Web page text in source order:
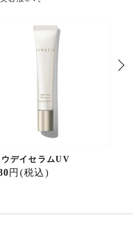
ウデイセラムUV
円 (税込)